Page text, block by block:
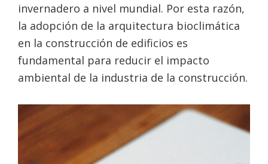
invernadero a nivel mundial. Por esta razón,
la adopción de la arquitectura bioclimática
en la construcción de edificios es
fundamental para reducir el impacto
ambiental de la industria de la construcción.